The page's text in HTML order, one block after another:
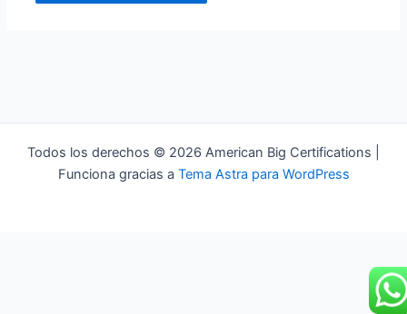
Todos los derechos © 2026 American Big Certifications |
Funciona gracias a Tema Astra para WordPress